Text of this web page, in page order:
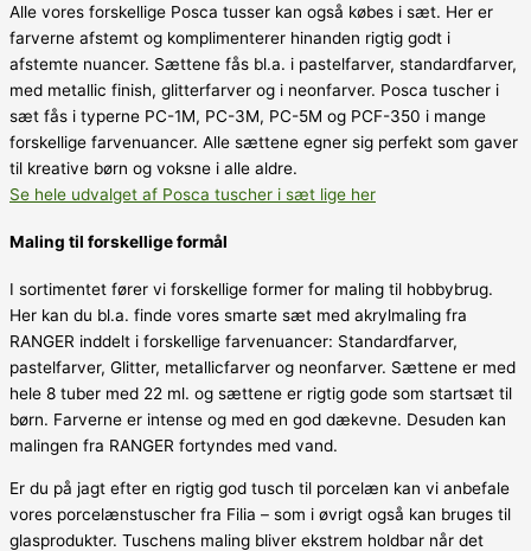
Alle vores forskellige Posca tusser kan også købes i sæt. Her er
farverne afstemt og komplimenterer hinanden rigtig godt i
afstemte nuancer. Sættene fås bl.a. i pastelfarver, standardfarver,
med metallic finish, glitterfarver og i neonfarver. Posca tuscher i
sæt fås i typerne PC-1M, PC-3M, PC-5M og PCF-350 i mange
forskellige farvenuancer. Alle sættene egner sig perfekt som gaver
til kreative børn og voksne i alle aldre.
Se hele udvalget af Posca tuscher i sæt lige her
Maling til forskellige formål
I sortimentet fører vi forskellige former for maling til hobbybrug.
Her kan du bl.a. finde vores smarte sæt med akrylmaling fra
RANGER inddelt i forskellige farvenuancer: Standardfarver,
pastelfarver, Glitter, metallicfarver og neonfarver. Sættene er med
hele 8 tuber med 22 ml. og sættene er rigtig gode som startsæt til
børn. Farverne er intense og med en god dækevne. Desuden kan
malingen fra RANGER fortyndes med vand.
Er du på jagt efter en rigtig god tusch til porcelæn kan vi anbefale
vores porcelænstuscher fra Filia – som i øvrigt også kan bruges til
glasprodukter. Tuschens maling bliver ekstrem holdbar når det